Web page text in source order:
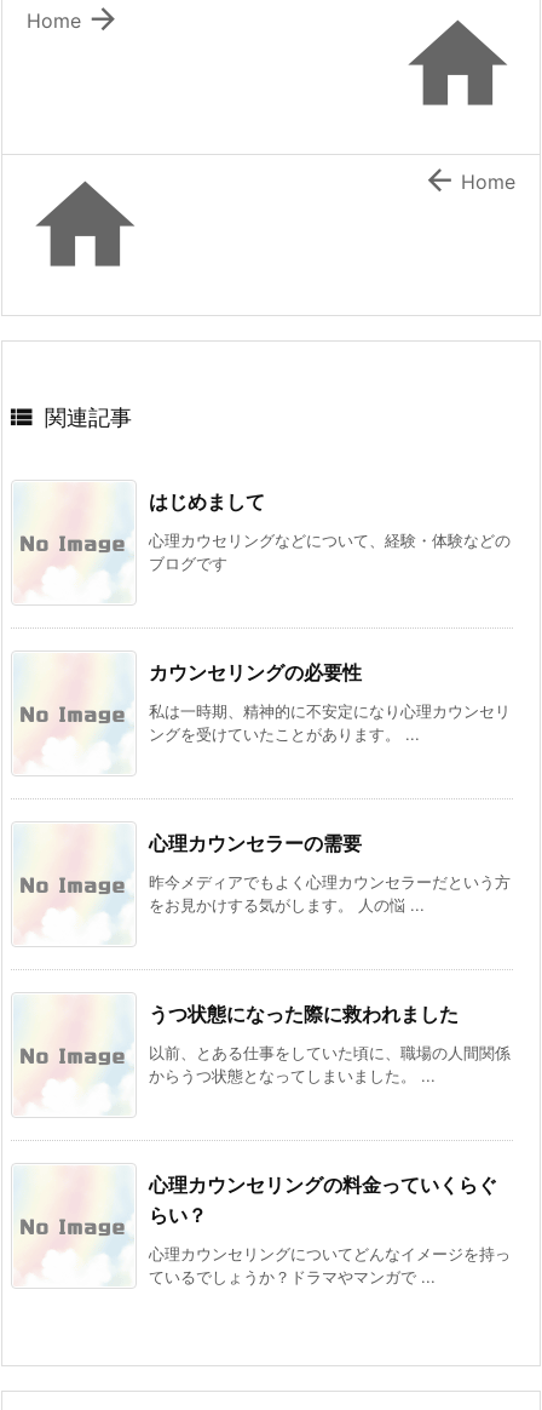


Home
  Home
 関連記事
はじめまして
心理カウセリングなどについて、経験・体験などの
ブログです
カウンセリングの必要性
私は一時期、精神的に不安定になり心理カウンセリ
ングを受けていたことがあります。 ...
心理カウンセラーの需要
昨今メディアでもよく心理カウンセラーだという方
をお見かけする気がします。 人の悩 ...
うつ状態になった際に救われました
以前、とある仕事をしていた頃に、職場の人間関係
からうつ状態となってしまいました。 ...
心理カウンセリングの料金っていくらぐ
らい？
心理カウンセリングについてどんなイメージを持っ
ているでしょうか？ドラマやマンガで ...